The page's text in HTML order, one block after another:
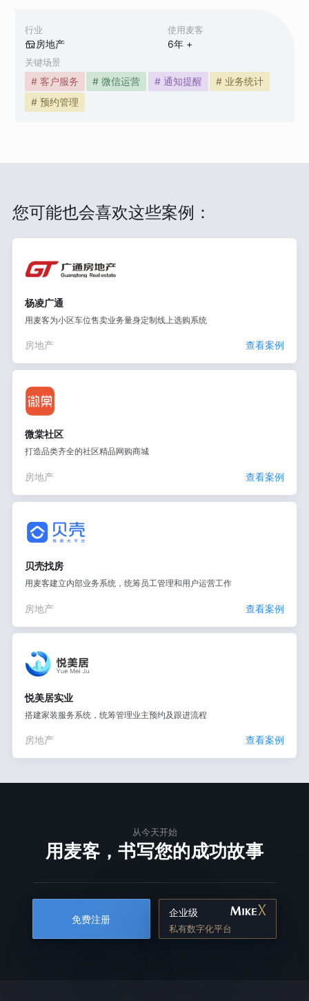
行业
房地产
使用麦客
6年 +
关键场景
# 客户服务 # 微信运营 # 通知提醒
# 业务统计
# 预约管理
您可能也会喜欢这些案例：
杨凌广通
用麦客为小区车位售卖业务量身定制线上选购系统
房地产 查看案例
微棠社区
打造品类齐全的社区精品网购商城
房地产 查看案例
贝壳找房
用麦客建立内部业务系统，统筹员工管理和用户运营工作
房地产 查看案例
悦美居实业
搭建家装服务系统，统筹管理业主预约及跟进流程
房地产 查看案例
从今天开始
用麦客，书写您的成功故事
免费注册
企业级
私有数字化平台